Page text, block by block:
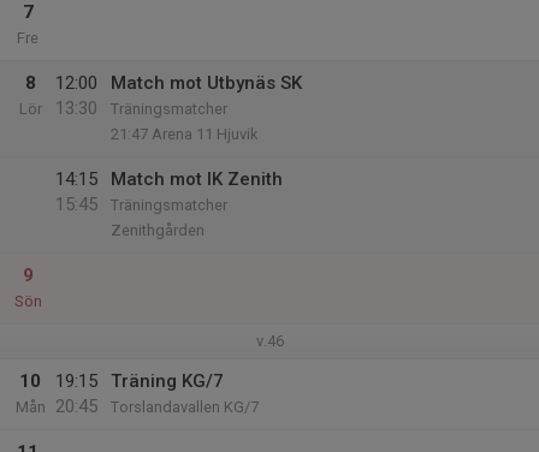
7
Fre
8
Lör
12:00
13:30
Match mot Utbynäs SK
Träningsmatcher
21:47 Arena 11 Hjuvik
14:15
15:45
Match mot IK Zenith
Träningsmatcher
Zenithgården
9
Sön
v.46
10
Mån
19:15
20:45
Träning KG/7
Torslandavallen KG/7